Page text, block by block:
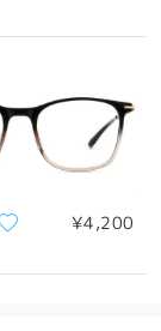
¥4,200